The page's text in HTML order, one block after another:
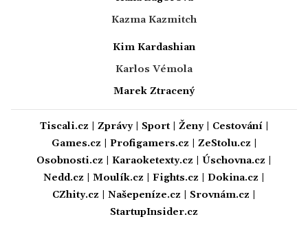
Kazma Kazmitch
Kim Kardashian
Karlos Vémola
Marek Ztracený
Tiscali.cz Zprávy| Sport| Ženy| Cestování|
Games.cz
Profigamers.cz ZeStolu.cz
Osobnosti.cz
Karaoketexty.cz Úschovna.cz
Nedd.cz
Moulík.cz Fights.cz Dokina.cz
CZhity.cz
Našepeníze.cz Srovnám.cz
StartupInsider.cz